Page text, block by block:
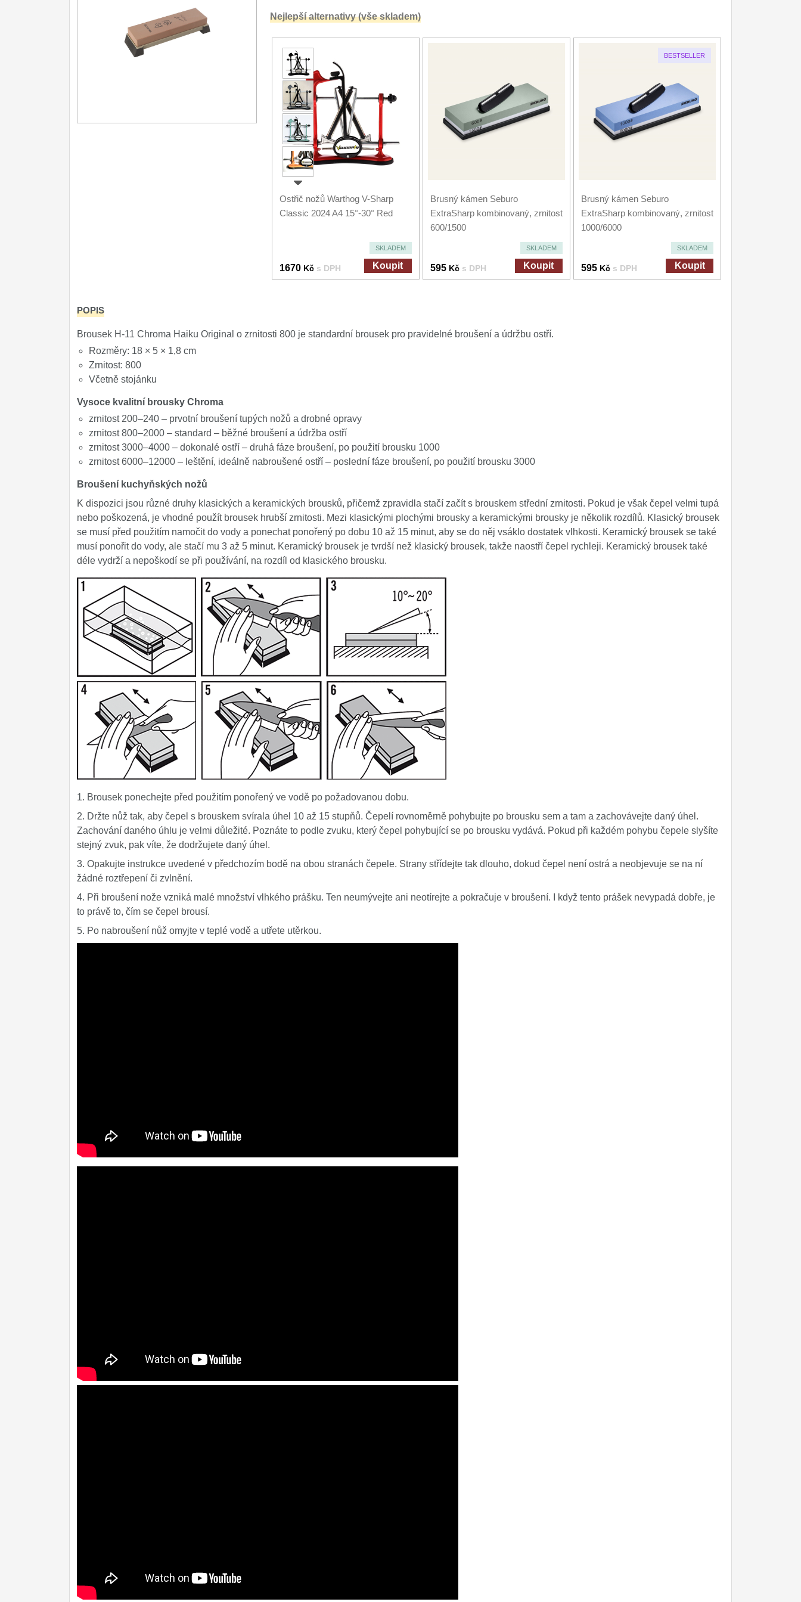
Další kategorie
Doplňky k nožům
Vodní filtry a konvice
Dárky29
Nejlepší alternativy (vše skladem)
Ostřič nožů Warthog V-Sharp
Classic 2024 A4 15°-30° Red
SKLADEM
1670 Kč s DPH Koupit
Brusný kámen Seburo
ExtraSharp kombinovaný, zrnitost
600/1500
SKLADEM
595 Kč s DPH Koupit
BESTSELLER
Brusný kámen Seburo
ExtraSharp kombinovaný, zrnitost
1000/6000
SKLADEM
595 Kč s DPH Koupit
POPIS
Brousek H-11 Chroma Haiku Original o zrnitosti 800 je standardní brousek pro pravidelné broušení a údržbu ostří.
Rozměry: 18 × 5 × 1,8 cm
Zrnitost: 800
Včetně stojánku
Vysoce kvalitní brousky Chroma
zrnitost 200–240 – prvotní broušení tupých nožů a drobné opravy
zrnitost 800–2000 – standard – běžné broušení a údržba ostří
zrnitost 3000–4000 – dokonalé ostří – druhá fáze broušení, po použití brousku 1000
zrnitost 6000–12000 – leštění, ideálně nabroušené ostří – poslední fáze broušení, po použití brousku 3000
Broušení kuchyňských nožů
K dispozici jsou různé druhy klasických a keramických brousků, přičemž zpravidla stačí začít s brouskem střední zrnitosti. Pokud je však čepel velmi tupá
nebo poškozená, je vhodné použít brousek hrubší zrnitosti. Mezi klasickými plochými brousky a keramickými brousky je několik rozdílů. Klasický brousek
se musí před použitím namočit do vody a ponechat ponořený po dobu 10 až 15 minut, aby se do něj vsáklo dostatek vlhkosti. Keramický brousek se také
musí ponořit do vody, ale stačí mu 3 až 5 minut. Keramický brousek je tvrdší než klasický brousek, takže naostří čepel rychleji. Keramický brousek také
déle vydrží a nepoškodí se při používání, na rozdíl od klasického brousku.
1. Brousek ponechejte před použitím ponořený ve vodě po požadovanou dobu.
2. Držte nůž tak, aby čepel s brouskem svírala úhel 10 až 15 stupňů. Čepelí rovnoměrně pohybujte po brousku sem a tam a zachovávejte daný úhel.
Zachování daného úhlu je velmi důležité. Poznáte to podle zvuku, který čepel pohybující se po brousku vydává. Pokud při každém pohybu čepele slyšíte
stejný zvuk, pak víte, že dodržujete daný úhel.
3. Opakujte instrukce uvedené v předchozím bodě na obou stranách čepele. Strany střídejte tak dlouho, dokud čepel není ostrá a neobjevuje se na ní
žádné roztřepení či zvlnění.
4. Při broušení nože vzniká malé množství vlhkého prášku. Ten neumývejte ani neotírejte a pokračuje v broušení. I když tento prášek nevypadá dobře, je
to právě to, čím se čepel brousí.
5. Po nabroušení nůž omyjte v teplé vodě a utřete utěrkou.